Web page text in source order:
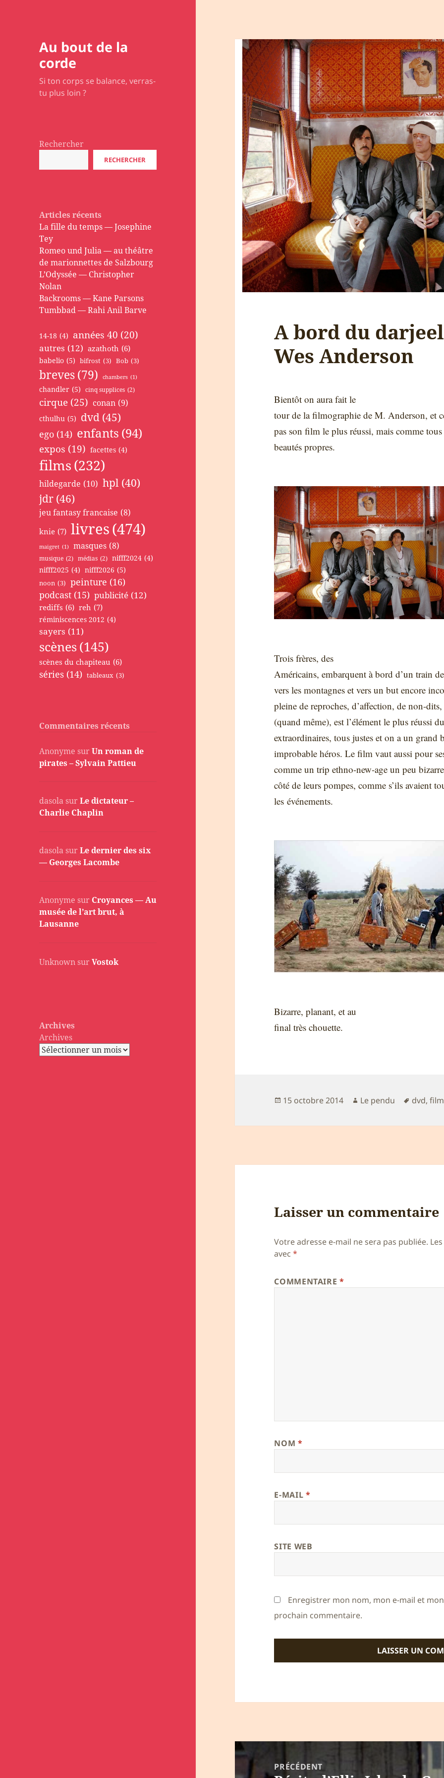
Au bout de la
corde
Si ton corps se balance, verras-
tu plus loin ?
Rechercher
RECHERCHER
Articles récents
La fille du temps — Josephine
Tey
Romeo und Julia — au théâtre
de marionnettes de Salzbourg
L’Odyssée — Christopher
Nolan
Backrooms — Kane Parsons
Tumbbad — Rahi Anil Barve
14-18 (4) années 40 (20)
autres (12) azathoth (6)
babelio (5) bifrost (3) Bob (3)
breves(79) chambers (1)
chandler (5) cinq supplices (2)
cirque (25) conan (9)
cthulhu (5) dvd (45)
ego (14) enfants (94)
expos (19) facettes (4)
films(232)
hildegarde (10) hpl (40)
jdr (46)
jeu fantasy francaise (8)
knie (7) livres(474)
maigret (1) masques (8)
musique (2) médias (2) nifff2024 (4)
nifff2025 (4) nifff2026 (5)
noon (3) peinture (16)
podcast (15) publicité (12)
rediffs (6) reh (7)
réminiscences 2012 (4)
sayers (11)
scènes(145)
scènes du chapiteau (6)
séries (14) tableaux (3)
Commentaires récents
Anonyme surUn roman de
pirates – Sylvain Pattieu
dasolasurLe dictateur –
Charlie Chaplin
dasolasurLe dernier des six
— Georges Lacombe
Anonyme sur Croyances — Au
musée de l’art brut, à
Lausanne
UnknownsurVostok
Archives
Archives
A bord du
Wes Anderson
Bientôt on aura fait le
tour de la filmographie de M. Anderson, et
pas son film le plus réussi, mais comme
beautés propres.
Trois frères, des
Américains, embarquent à bord d’un train
vers les montagnes et vers un but encore
pleine de reproches, d’affection, de non-
(quand même), est l’élément le plus réussi
extraordinaires, tous justes et on a un grand
improbable héros. Le film vaut aussi pour
comme un trip ethno-new-age un peu
côté de leurs pompes, comme s’ils avaient
les événements.
Bizarre, planant, et au
final très chouette.
Publié
15 octobre 2014 Auteur
Le pendu
Mots-
dvd,
Laisser un commentaire
Votre adresse e-mail ne sera pas publiée.
avec*
COMMENTAIRE*
NOM *
E-MAIL *
SITE WEB
Enregistrer mon nom, mon e-mail et
prochain commentaire.
Navigation
PRÉCÉDENT